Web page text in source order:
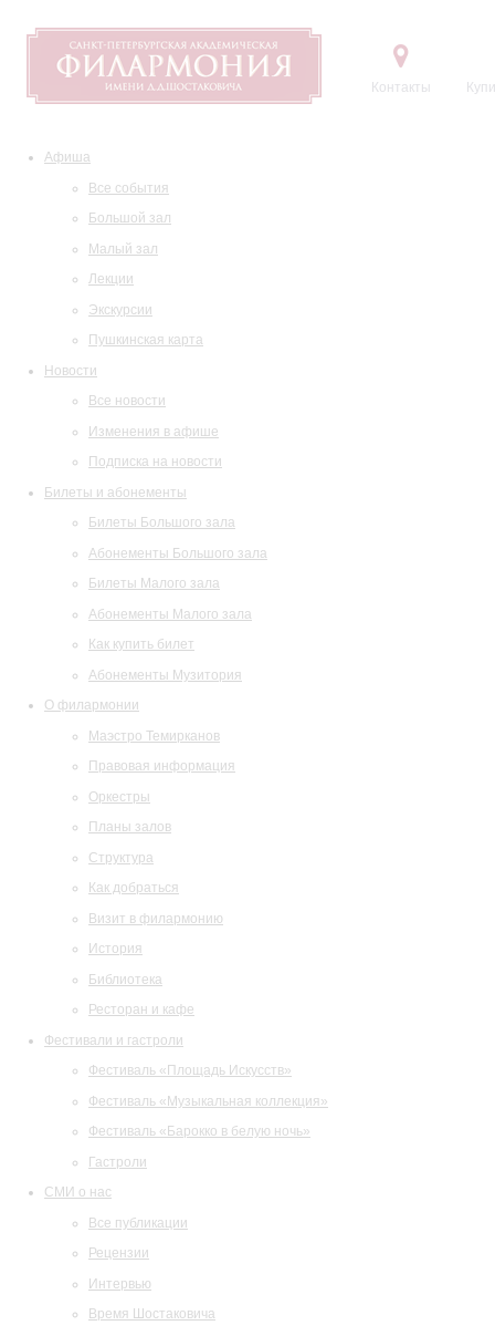
Контакты
Афиша
Все события
Большой зал
Малый зал
Лекции
Экскурсии
Пушкинская карта
Новости
Все новости
Изменения в афише
Подписка на новости
Билеты и абонементы
Билеты Большого зала
Абонементы Большого зала
Билеты Малого зала
Абонементы Малого зала
Как купить билет
Абонементы Музитория
О филармонии
Маэстро Темирканов
Правовая информация
Оркестры
Планы залов
Структура
Как добраться
Визит в филармонию
История
Библиотека
Ресторан и кафе
Фестивали и гастроли
Фестиваль «Площадь Искусств»
Фестиваль «Музыкальная коллекция»
Фестиваль «Барокко в белую ночь»
Гастроли
СМИ о нас
Все публикации
Рецензии
Интервью
Время Шостаковича